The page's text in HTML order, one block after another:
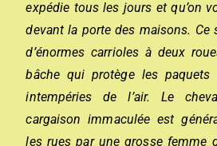
expédie tous les jours et qu’on
devant la porte des maisons. Ce
d’énormes carrioles à deux
bâche qui protège les
intempéries de l’air. Le
cargaison immaculée est
les rues par une grosse femme